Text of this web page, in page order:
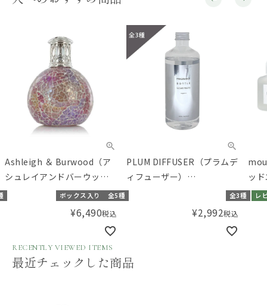
Ashleigh ＆ Burwood（ア
シュレイアンドバーウッ
ド） フレグランスランプS
ボックス入り 全5種
¥6,490税込
PLUM DIFFUSER（プラムデ
ィフューザー）
FRAGRANCE BOTTLE（フ
レグランスボトル）
全3種
¥2,992税込
ッ
レ
RECENTLY VIEWED ITEMS
最近チェックした商品